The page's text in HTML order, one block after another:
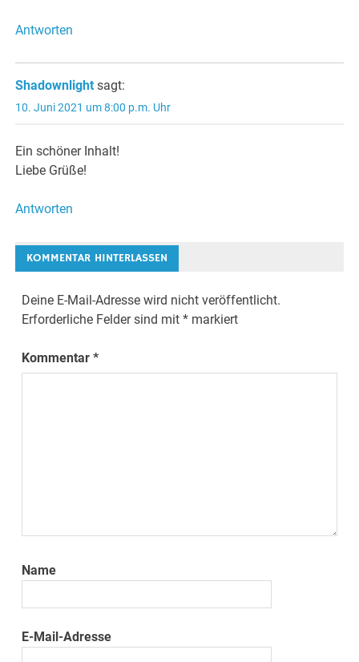
Antworten
Shadownlight sagt:
10. Juni 2021 um 8:00 p.m. Uhr
Ein schöner Inhalt!
Liebe Grüße!
Antworten
KOMMENTAR HINTERLASSEN
Deine E-Mail-Adresse wird nicht veröffentlicht.
Erforderliche Felder sind mit* markiert
Kommentar*
Name
E-Mail-Adresse